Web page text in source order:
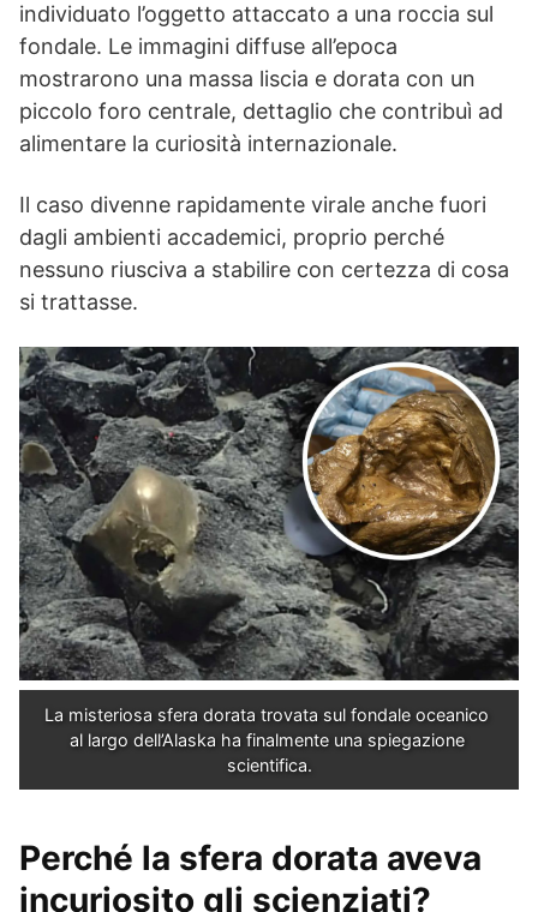
individuato l’oggetto attaccato a una roccia sul
fondale. Le immagini diffuse all’epoca
mostrarono una massa liscia e dorata con un
piccolo foro centrale, dettaglio che contribuì ad
alimentare la curiosità internazionale.
Il caso divenne rapidamente virale anche fuori
dagli ambienti accademici, proprio perché
nessuno riusciva a stabilire con certezza di cosa
si trattasse.
La misteriosa sfera dorata trovata sul fondale oceanico
al largo dell’Alaska ha finalmente una spiegazione
scientifica.
Perché la sfera dorata aveva
incuriosito gli scienziati?